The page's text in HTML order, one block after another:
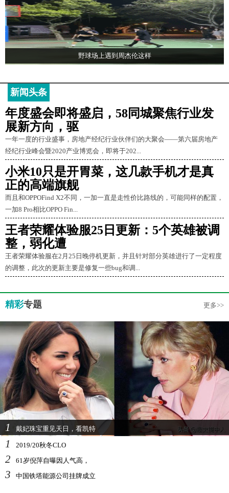
野球场上遇到周杰伦这样
新闻头条
年度盛会即将盛启，58同城聚焦行业发
展新方向，驱
一年一度的行业盛事，房地产经纪行业伙伴们的大聚会——第六届房地产
经纪行业峰会暨2020产业博览会，即将于202...
小米10只是开胃菜，这几款手机才是真
正的高端旗舰
而且和OPPOFind X2不同，一加一直是走性价比路线的，可能同样的配置，
一加8 Pro相比OPPO Fin...
王者荣耀体验服25日更新：5个英雄被调
整，弱化遭
王者荣耀体验服在2月25日晚停机更新，并且针对部分英雄进行了一定程度
的调整，此次的更新主要是修复一些bug和调...
精彩专题 更多>>
1 戴妃珠宝重见天日，看凯特
1 2019/20秋冬CLO
2 61岁倪萍自曝因人气高，
3 中国铁塔能源公司挂牌成立